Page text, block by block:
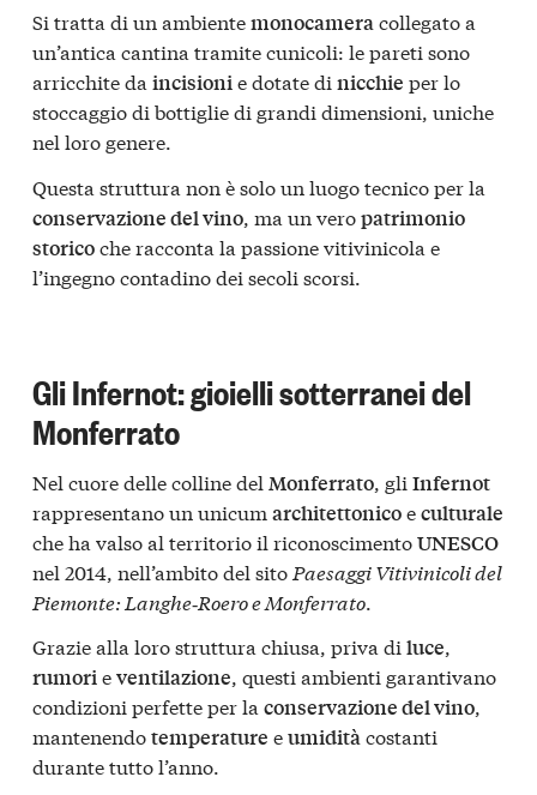
Si tratta di un ambientemonocameracollegato a
un’antica cantina tramite cunicoli: le pareti sono
arricchite da incisionie dotate di nicchie per lo
stoccaggio di bottiglie di grandi dimensioni, uniche
nel loro genere.
Questa struttura non è solo un luogo tecnico per la
conservazione del vino, ma un veropatrimonio
storicoche racconta la passione vitivinicola e
l’ingegno contadino dei secoli scorsi.
Gli Infernot: gioielli sotterranei del
Monferrato
Nel cuore delle colline del Monferrato , gli Infernot
rappresentano un unicum architettonicoeculturale
che ha valso al territorio il riconoscimentoUNESCO
nel 2014, nell’ambito del sito Paesaggi Vitivinicoli del
Piemonte: Langhe‑Roero e Monferrato
Grazie alla loro struttura chiusa, priva di luce,
rumorieventilazione, questi ambienti garantivano
condizioni perfette per la conservazione del vino,
mantenendotemperature eumiditàcostanti
durante tutto l’anno.